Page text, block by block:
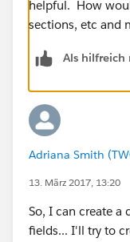
helpful. How
sections, etc and
Als hilfreich
Adriana Smith
13. März 2017, 13:20
So, I can create
fields... I'll try to